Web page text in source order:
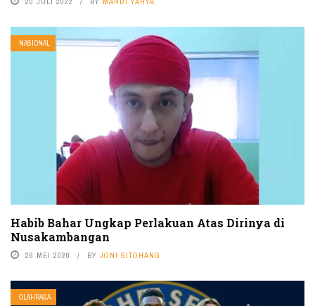
NASIONAL
Habib Bahar Ungkap Perlakuan Atas Dirinya di
Nusakambangan
26 MEI 2020 BY JONI SITOHANG
OLAHRAGA